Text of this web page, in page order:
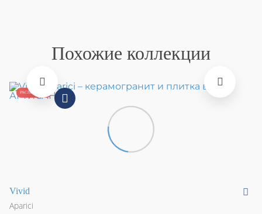
Похожие коллекции
РАСПРОДАЖА
Vivid
Aparici